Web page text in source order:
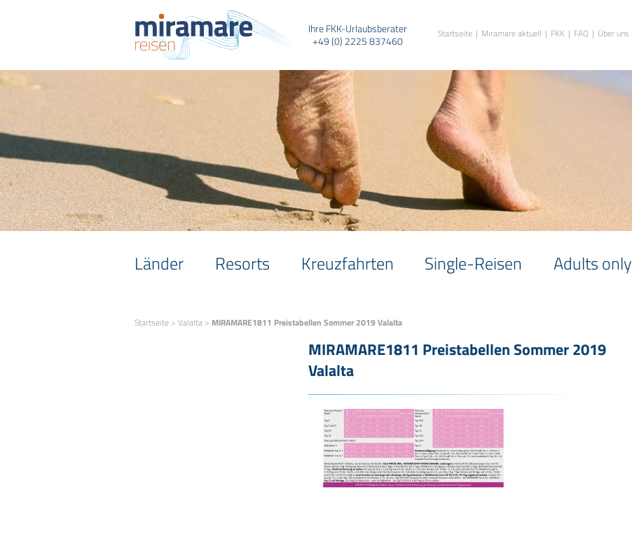
Ihre FKK-Urlaubsberater
+49 (0) 2225 837460
Startseite Miramare aktuell FKK FAQ Über uns
Länder Resorts Kreuzfahrten Single-Reisen Adults only
Startseite > Valalta > MIRAMARE1811 Preistabellen Sommer 2019 Valalta
MIRAMARE1811 Preistabellen Sommer 2019
Valalta